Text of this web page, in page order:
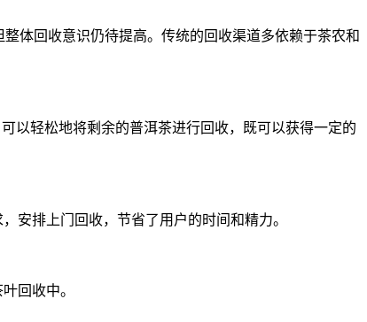
体回收意识仍待提高。传统的回收渠道多依赖于茶农和
以轻松地将剩余的普洱茶进行回收，既可以获得一定的
安排上门回收，节省了用户的时间和精力。
回收中。